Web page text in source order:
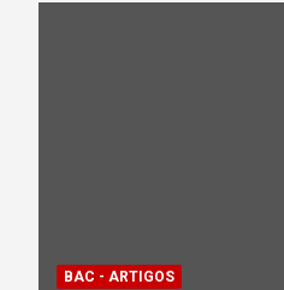
BAC - ARTIGOS